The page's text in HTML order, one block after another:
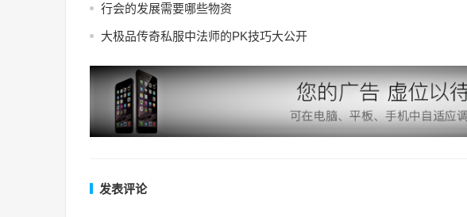
行会的发展需要哪些物资
大极品传奇私服中法师的PK技巧大公开
发表评论